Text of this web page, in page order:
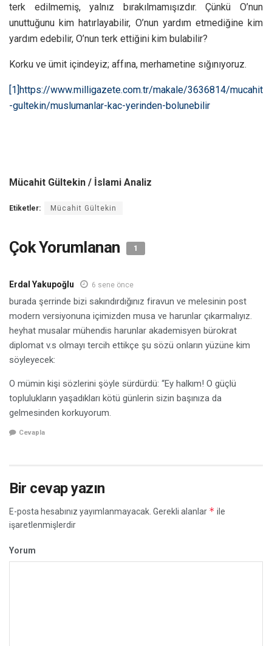
terk edilmemiş, yalnız bırakılmamışızdır. Çünkü O’nun
unuttuğunu kim hatırlayabilir, O’nun yardım etmediğine kim
yardım edebilir, O’nun terk ettiğini kim bulabilir?
Korku ve ümit içindeyiz; affına, merhametine sığınıyoruz.
[1]https://www.milligazete.com.tr/makale/3636814/mucahit
-gultekin/muslumanlar-kac-yerinden-bolunebilir
Mücahit Gültekin / İslami Analiz
Etiketler: Mücahit Gültekin
Çok Yorumlanan 1
Erdal Yakupoğlu 6 sene önce
burada şerrinde bizi sakındırdığınız firavun ve melesinin post
modern versiyonuna içimizden musa ve harunlar çıkarmalıyız.
heyhat musalar mühendis harunlar akademisyen bürokrat
diplomat v.s olmayı tercih ettikçe şu sözü onların yüzüne kim
söyleyecek:
O mümin kişi sözlerini şöyle sürdürdü: “Ey halkım! O güçlü
toplulukların yaşadıkları kötü günlerin sizin başınıza da
gelmesinden korkuyorum.
Cevapla
Bir cevap yazın
E-posta hesabınız yayımlanmayacak. Gerekli alanlar * ile
işaretlenmişlerdir
Yorum